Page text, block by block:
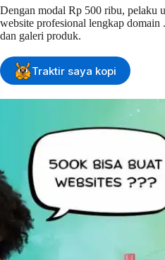
Dengan modal Rp 500 ribu, pelaku
website profesional lengkap
dan galeri produk.
Traktir saya kopi